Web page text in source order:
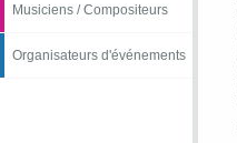
Musiciens / Compositeurs
Organisateurs d'événements